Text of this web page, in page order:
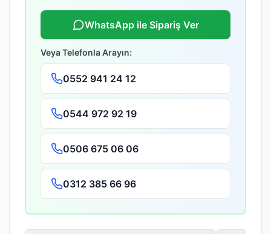
WhatsApp ile Sipariş Ver
Veya Telefonla Arayın:
0552 941 24 12
0544 972 92 19
0506 675 06 06
0312 385 66 96